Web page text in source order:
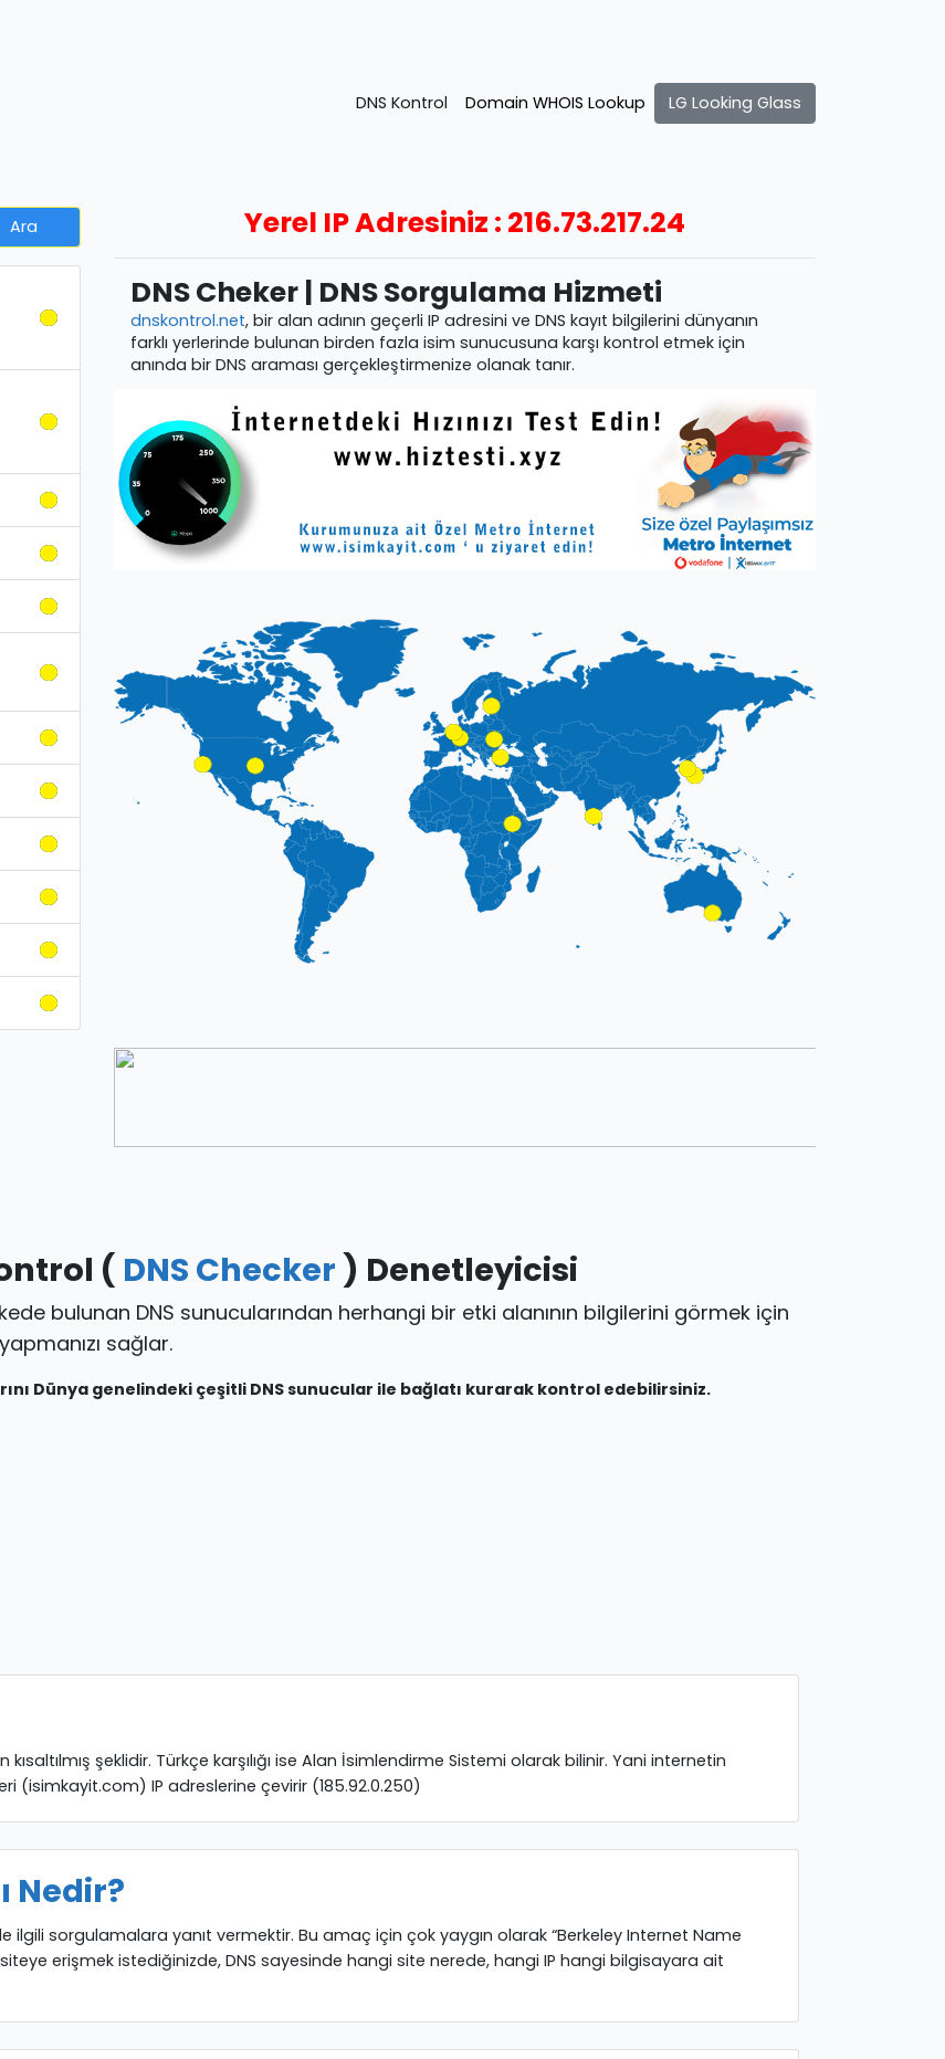
DNS Kontrol Domain WHOIS Lookup LG Looking Glass
Yerel IP Adresiniz : 216.73.217.24
DNS Cheker | DNS Sorgulama Hizmeti
dnskontrol.net, bir alan adının geçerli IP adresini ve DNS kayıt bilgilerini dünyanın
farklı yerlerinde bulunan birden fazla isim sunucusuna karşı kontrol etmek için
anında bir DNS araması gerçekleştirmenize olanak tanır.
( DNS Checker ) Denetleyicisi
bulunan DNS sunucularından herhangi bir etki alanının bilgilerini görmek için
sağlar.
Dünya genelindeki çeşitli DNS sunucular ile bağlatı kurarak kontrol edebilirsiniz.
kısaltılmış şeklidir. Türkçe karşılığı ise Alan İsimlendirme Sistemi olarak bilinir. Yani internetin
(isimkayit.com) IP adreslerine çevirir (185.92.0.250)
Nedir?
ilgili sorgulamalara yanıt vermektir. Bu amaç için çok yaygın olarak “Berkeley Internet Name
siteye erişmek istediğinizde, DNS sayesinde hangi site nerede, hangi IP hangi bilgisayara ait